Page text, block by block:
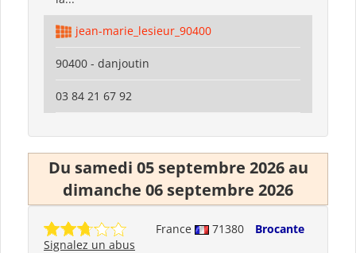
jean-marie_lesieur_90400
90400 - danjoutin
03 84 21 67 92
Du samedi 05 septembre 2026 au
dimanche 06 septembre 2026
France 71380
Brocante
Signalez un abus